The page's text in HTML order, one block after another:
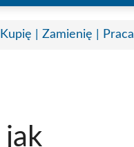
| Zamienię | Praca